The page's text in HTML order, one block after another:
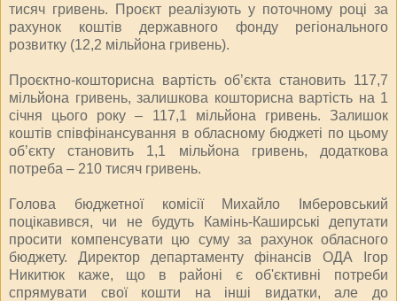
тисяч гривень. Проєкт реалізують у поточному році за
рахунок коштів державного фонду регіонального
розвитку (12,2 мільйона гривень).
Проєктно-кошторисна вартість об’єкта становить 117,7
мільйона гривень, залишкова кошторисна вартість на 1
січня цього року – 117,1 мільйона гривень. Залишок
коштів співфінансування в обласному бюджеті по цьому
об’єкту становить 1,1 мільйона гривень, додаткова
потреба – 210 тисяч гривень.
Голова бюджетної комісії Михайло Імберовський
поцікавився, чи не будуть Камінь-Каширські депутати
просити компенсувати цю суму за рахунок обласного
бюджету. Директор департаменту фінансів ОДА Ігор
Никитюк каже, що в районі є об'єктивні потреби
спрямувати свої кошти на інші видатки, але до